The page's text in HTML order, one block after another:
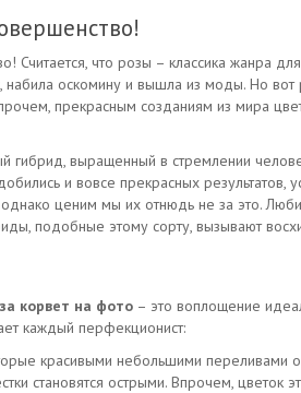
Считается, что розы – классика жанра
оскомину и вышла из моды. Но вот
прекрасным созданиям из мира
гибрид, выращенный в стремлении
и вовсе прекрасных
ценим мы их отнюдь не за это.
подобные этому сорту, вызывают
корвет на фото – это воплощение
каждый перфекционист:
красивыми небольшими переливами
становятся острыми. Впрочем,